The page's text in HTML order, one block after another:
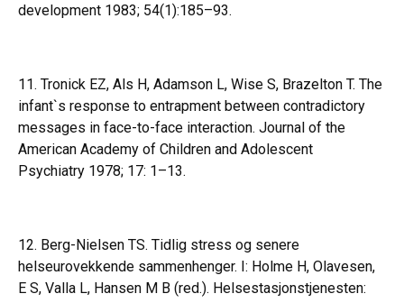
development 1983; 54(1):185–93.
11. Tronick EZ, Als H, Adamson L, Wise S, Brazelton T. The
infant`s response to entrapment between contradictory
messages in face-to-face interaction. Journal of the
American Academy of Children and Adolescent
Psychiatry 1978; 17: 1–13.
12. Berg-Nielsen TS. Tidlig stress og senere
helseurovekkende sammenhenger. I: Holme H, Olavesen,
E S, Valla L, Hansen M B (red.). Helsestasjonstjenesten: